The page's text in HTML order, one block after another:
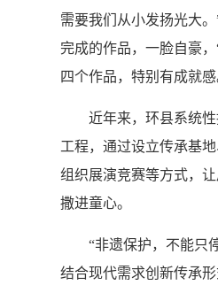
需要我们从小发扬光大
完成的作品，一脸自豪
四个作品，特别有成就感
近年来，环县系统性
工程，通过设立传承基地
组织展演竞赛等方式，
撒进童心。
“非遗保护，不能只
结合现代需求创新传承